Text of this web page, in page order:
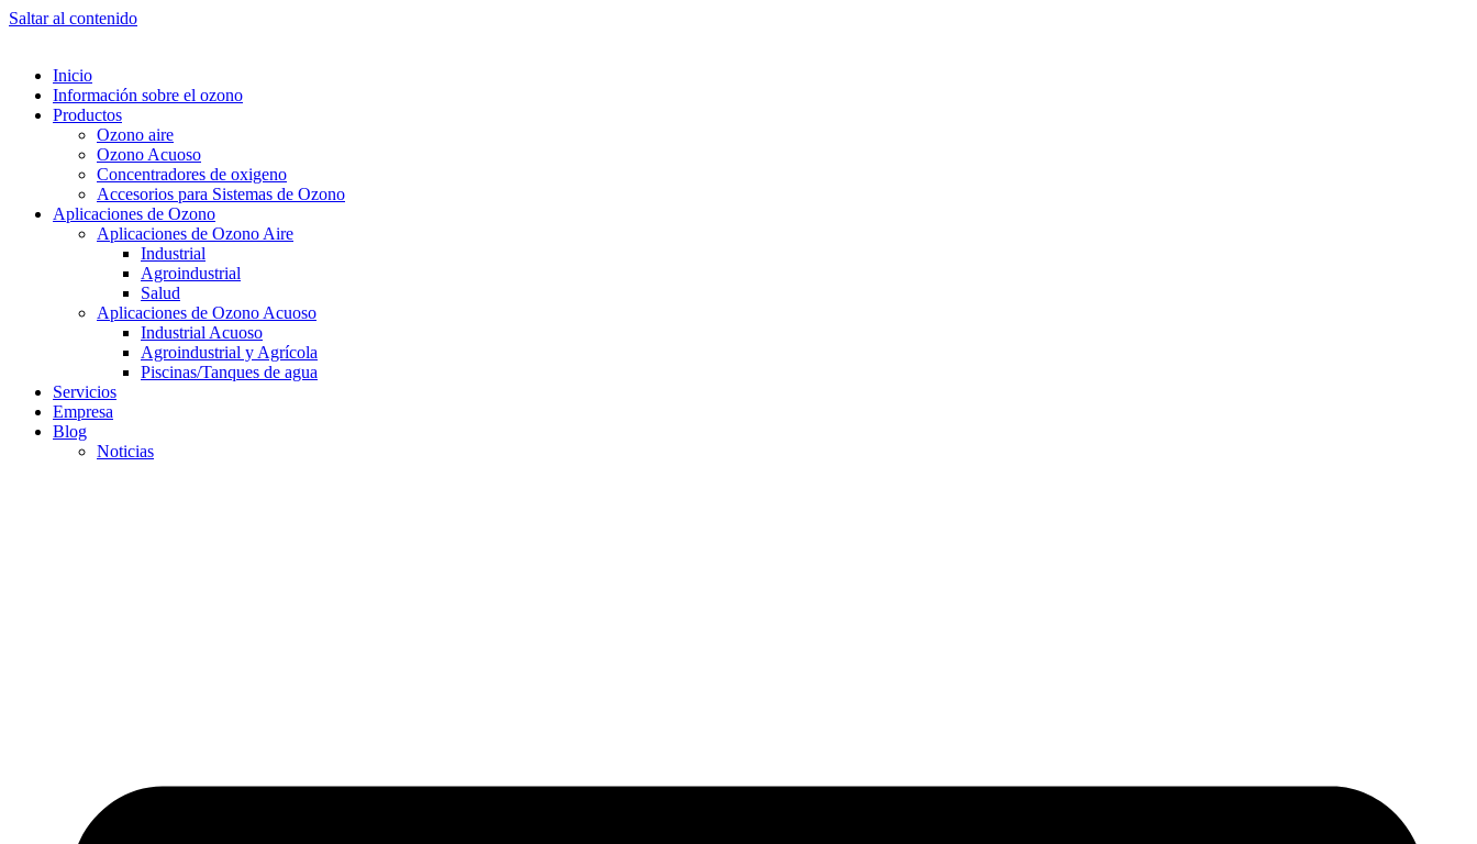
Saltar al contenido
Inicio
Información sobre el ozono
Productos
Ozono aire
Ozono Acuoso
Concentradores de oxigeno
Accesorios para Sistemas de Ozono
Aplicaciones de Ozono
Aplicaciones de Ozono Aire
Industrial
Agroindustrial
Salud
Aplicaciones de Ozono Acuoso
Industrial Acuoso
Agroindustrial y Agrícola
Piscinas/Tanques de agua
Servicios
Empresa
Blog
Noticias